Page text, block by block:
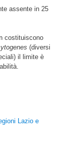
assente in 25
costituiscono
(diversi
il limite è
Lazio e